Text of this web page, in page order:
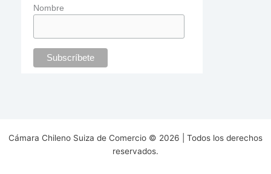
Nombre
Cámara Chileno Suiza de Comercio © 2026 | Todos los derechos
reservados.